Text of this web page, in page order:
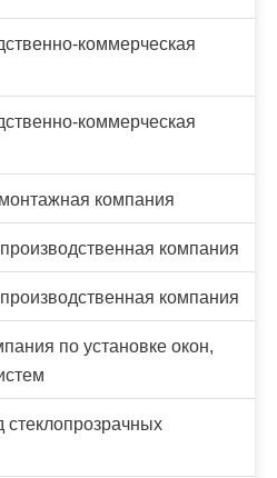
коммерческая
коммерческая
компания
компания
компания
по установке окон,
стеклопрозрачных